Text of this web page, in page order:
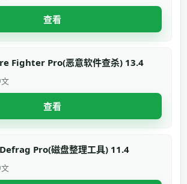
查看
Fighter Pro(恶意软件查杀) 13.4
查看
Pro(磁盘整理工具) 11.4